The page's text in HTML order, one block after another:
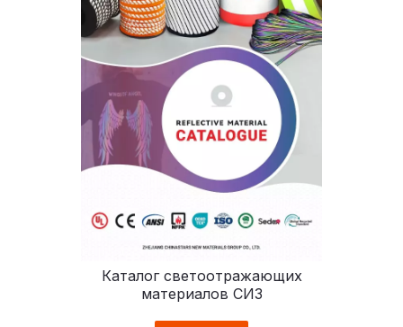
Каталог светоотражающих
материалов СИЗ